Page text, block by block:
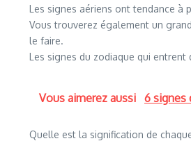
Les signes aériens ont tendance à
Vous trouverez également un
le faire.
Les signes du zodiaque qui
Vous aimerez aussi 6 signes
Quelle est la signification de